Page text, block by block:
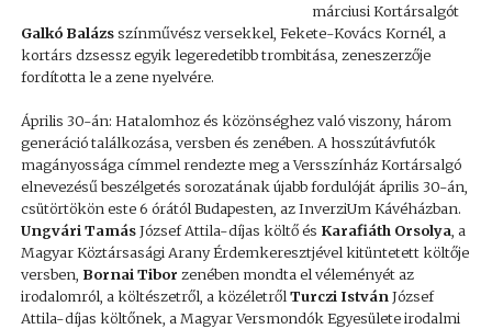
márciusi Kortársalgót
Galkó Balázsszínművész versekkel, Fekete-Kovács Kornél, a
kortárs dzsessz egyik legeredetibb trombitása, zeneszerzője
fordította le a zene nyelvére.
Április 30-án: Hatalomhoz és közönséghez való viszony, három
generáció találkozása, versben és zenében. A hosszútávfutók
magányossága címmel rendezte meg a Versszínház Kortársalgó
elnevezésű beszélgetés sorozatának újabb fordulóját április 30-án,
csütörtökön este 6 órától Budapesten, az InverziUm Kávéházban.
Ungvári TamásJózsef Attila-díjas költő és Karafiáth Orsolya, a
Magyar Köztársasági Arany Érdemkeresztjével kitüntetett költője
versben, Bornai Tibor zenében mondta el véleményét az
irodalomról, a költészetről, a közéletrőlTurczi IstvánJózsef
Attila-díjas költőnek, a Magyar Versmondók Egyesülete irodalmi